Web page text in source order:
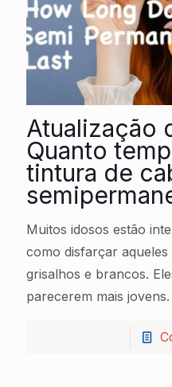
Atualização
Quanto
tintura de
Muitos idosos estão
como disfarçar
grisalhos e brancos.
parecerem mais